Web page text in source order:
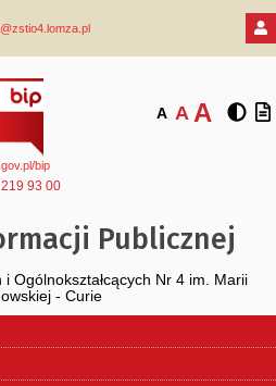
A A A
bip
93 00
Publicznej
i Ogólnokształcących Nr 4 im. Marii
- Curie